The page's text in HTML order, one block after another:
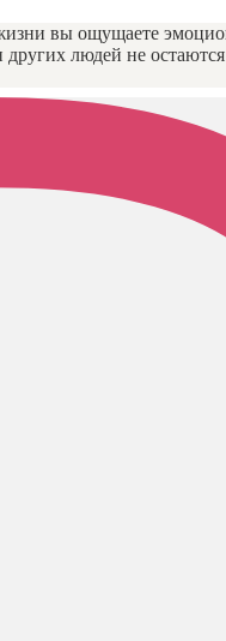
вы ощущаете
людей не